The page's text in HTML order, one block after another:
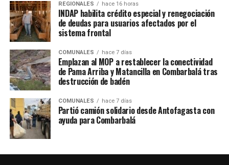
REGIONALES hace 16 horas
INDAP habilita crédito especial y renegociación
de deudas para usuarios afectados por el
sistema frontal
COMUNALES hace 7 días
Emplazan al MOP a restablecer la conectividad
de Pama Arriba y Matancilla en Combarbalá tras
destrucción de badén
COMUNALES hace 7 días
Partió camión solidario desde Antofagasta con
ayuda para Combarbalá